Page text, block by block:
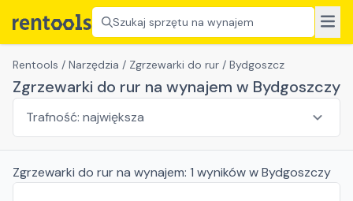
Szukaj sprzętu na wynajem
Rentools / Narzędzia / Zgrzewarki do rur / Bydgoszcz
Zgrzewarki do rur na wynajem w Bydgoszczy
Zgrzewarki do rurna wynajem: 1 wynikóww Bydgoszczy